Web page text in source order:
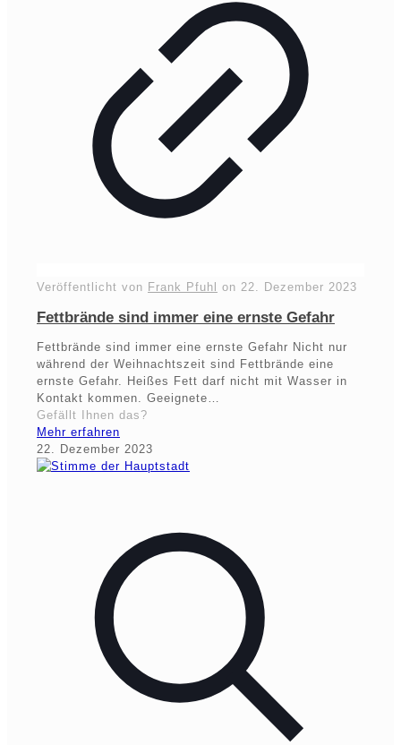
Veröffentlicht von Frank Pfuhl on 22. Dezember 2023
Fettbrände sind immer eine ernste Gefahr
Fettbrände sind immer eine ernste Gefahr Nicht nur
während der Weihnachtszeit sind Fettbrände eine
ernste Gefahr. Heißes Fett darf nicht mit Wasser in
Kontakt kommen. Geeignete…
Gefällt Ihnen das?
Mehr erfahren
22. Dezember 2023